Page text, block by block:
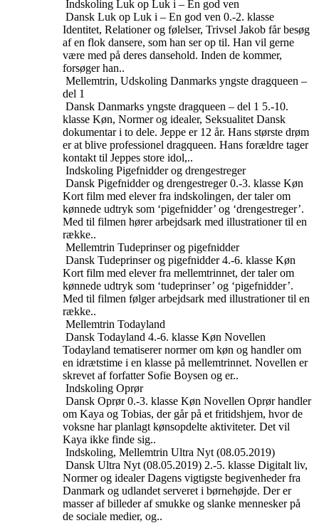
Indskoling Luk op Luk i – En god ven
Dansk Luk op Luk i – En god ven 0.-2. klasse
Identitet, Relationer og følelser, Trivsel Jakob får besøg
af en flok dansere, som han ser op til. Han vil gerne
være med på deres dansehold. Inden de kommer,
forsøger han..
Mellemtrin, Udskoling Danmarks yngste dragqueen –
del 1
Dansk Danmarks yngste dragqueen – del 1 5.-10.
klasse Køn, Normer og idealer, Seksualitet Dansk
dokumentar i to dele. Jeppe er 12 år. Hans største drøm
er at blive professionel dragqueen. Hans forældre tager
kontakt til Jeppes store idol,..
Indskoling Pigefnidder og drengestreger
Dansk Pigefnidder og drengestreger 0.-3. klasse Køn
Kort film med elever fra indskolingen, der taler om
kønnede udtryk som ‘pigefnidder’ og ‘drengestreger’.
Med til filmen hører arbejdsark med illustrationer til en
række..
Mellemtrin Tudeprinser og pigefnidder
Dansk Tudeprinser og pigefnidder 4.-6. klasse Køn
Kort film med elever fra mellemtrinnet, der taler om
kønnede udtryk som ‘tudeprinser’ og ‘pigefnidder’.
Med til filmen følger arbejdsark med illustrationer til en
række..
Mellemtrin Todayland
Dansk Todayland 4.-6. klasse Køn Novellen
Todayland tematiserer normer om køn og handler om
en idrætstime i en klasse på mellemtrinnet. Novellen er
skrevet af forfatter Sofie Boysen og er..
Indskoling Oprør
Dansk Oprør 0.-3. klasse Køn Novellen Oprør handler
om Kaya og Tobias, der går på et fritidshjem, hvor de
voksne har planlagt kønsopdelte aktiviteter. Det vil
Kaya ikke finde sig..
Indskoling, Mellemtrin Ultra Nyt (08.05.2019)
Dansk Ultra Nyt (08.05.2019) 2.-5. klasse Digitalt liv,
Normer og idealer Dagens vigtigste begivenheder fra
Danmark og udlandet serveret i børnehøjde. Der er
masser af billeder af smukke og slanke mennesker på
de sociale medier, og..